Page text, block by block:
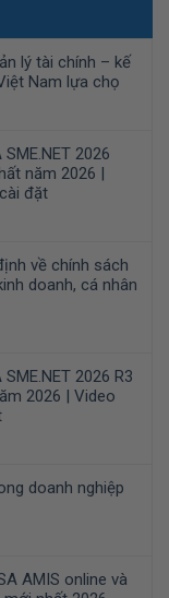
lý tài chính – kế
Nam lựa chọ
2026
năm 2026 |
đặt
về chính sách
doanh, cá nhân
2026 R3
2026 | Video
doanh nghiệp
AMIS online và